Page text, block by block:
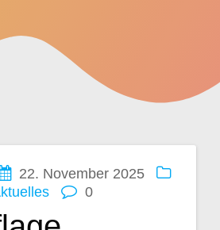
22. November 2025
0